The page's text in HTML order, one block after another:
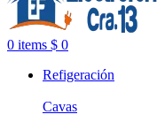
0 items $ 0
Refigeración
Cavas